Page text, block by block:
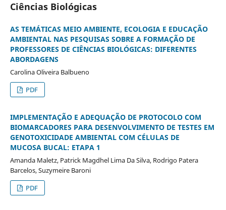
Ciências Biológicas
AS TEMÁTICAS MEIO AMBIENTE, ECOLOGIA E EDUCAÇÃO
AMBIENTAL NAS PESQUISAS SOBRE A FORMAÇÃO DE
PROFESSORES DE CIÊNCIAS BIOLÓGICAS: DIFERENTES
ABORDAGENS
Carolina Oliveira Balbueno
PDF
IMPLEMENTAÇÃO E ADEQUAÇÃO DE PROTOCOLO COM
BIOMARCADORES PARA DESENVOLVIMENTO DE TESTES EM
GENOTOXICIDADE AMBIENTAL COM CÉLULAS DE
MUCOSA BUCAL: ETAPA 1
Amanda Maletz, Patrick Magdhel Lima Da Silva, Rodrigo Patera
Barcelos, Suzymeire Baroni
PDF